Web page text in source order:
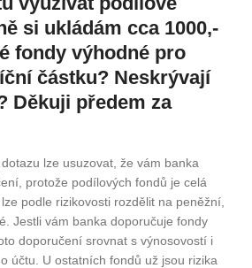
si ukládám cca 1000,-
fondy výhodné pro
částku? Neskrývají
Děkuji předem za
lze usuzovat, že vám banka
protože podílových fondů je celá
podle rizikovosti rozdělit na peněžní,
Jestli vám banka doporučuje fondy
doporučení srovnat s výnosovostí i
účtu. U ostatních fondů už jsou rizika